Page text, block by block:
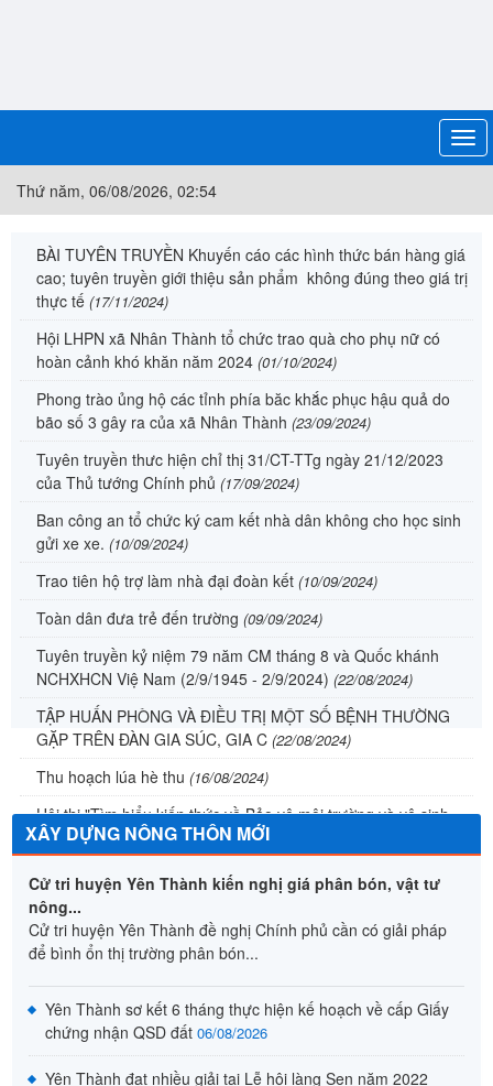
Thứ năm, 06/08/2026, 02:54
BÀI TUYÊN TRUYỀN Khuyến cáo các hình thức bán
hàng giá cao; tuyên truyền giới thiệu sản phẩm không
đúng theo giá trị thực tế
BÀI TUYÊN TRUYỀNKhuyến cáo các hình thức bán hàng giá cao;
tuyên truyền giới thiệu sản phẩm không đúng theo giá trị thực tế
BÀI TUYÊN TRUYỀN Khuyến cáo các hình thức bán hàng giá
cao; tuyên truyền giới thiệu sản phẩm không đúng theo giá trị
thực tế(17/11/2024)
Hội LHPN xã Nhân Thành tổ chức trao quà cho phụ nữ có
hoàn cảnh khó khăn năm 2024(01/10/2024)
Phong trào ủng hộ các tỉnh phía băc khắc phục hậu quả do
bão số 3 gây ra của xã Nhân Thành(23/09/2024)
Tuyên truyền thưc hiện chỉ thị 31/CT-TTg ngày 21/12/2023
của Thủ tướng Chính phủ(17/09/2024)
Ban công an tổ chức ký cam kết nhà dân không cho học sinh
gửi xe xe.(10/09/2024)
Trao tiên hộ trợ làm nhà đại đoàn kết(10/09/2024)
Toàn dân đưa trẻ đến trường(09/09/2024)
Tuyên truyền kỷ niệm 79 năm CM tháng 8 và Quốc khánh
NCHXHCN Việ Nam (2/9/1945 - 2/9/2024)
GẶP TRÊN ĐÀN GIA SÚC, GIA C(22/08/2024)
Thu hoạch lúa hè thu(16/08/2024)
Hội thi "Tìm hiểu kiến thức về Bảo vệ môi trường và vệ sinh
an toàn thực phẩm"(15/08/2024)
Mãi mãi nhớ ơn các anh hùng liệt sỹ
XÂY DỰNG NÔNG THÔN MỚI
Cử tri huyện Yên Thành kiến nghị giá phân bón, vật tư
nông...
Cử tri huyện Yên Thành đề nghị Chính phủ cần có giải pháp